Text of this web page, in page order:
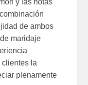
y las notas
de ambos
maridaje
clientes la
plenamente